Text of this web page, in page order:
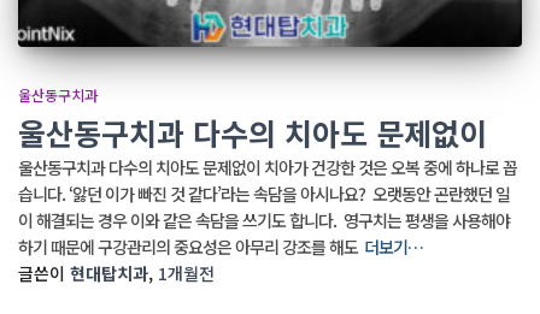
울산동구치과
울산동구치과 다수의 치아도 문제없이
울산동구치과 다수의 치아도 문제없이 치아가 건강한 것은 오복 중에 하나로 꼽
습니다. ‘앓던 이가 빠진 것 같다’라는 속담을 아시나요? ​ 오랫동안 곤란했던 일
이 해결되는 경우 이와 같은 속담을 쓰기도 합니다. ​ 영구치는 평생을 사용해야
하기 때문에 구강관리의 중요성은 아무리 강조를 해도 더보기…
글쓴이 현대탑치과, 1개월전